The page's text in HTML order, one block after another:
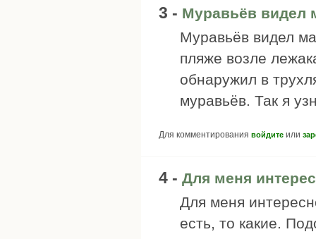
3 - Муравьёв видел
Муравьёв видел
пляже возле
обнаружил в
муравьёв. Так я
Для комментирования войдите или
4 - Для меня
Для меня
есть, то какие.